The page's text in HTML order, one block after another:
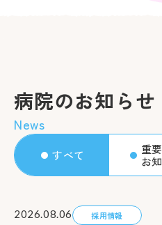
病院のお知らせ
News
すべて
重
お
2026.08.06 採用情報